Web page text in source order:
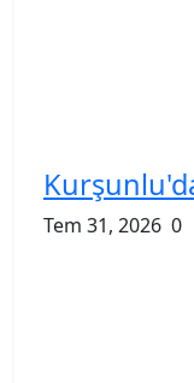
Tem 31, 2026 0